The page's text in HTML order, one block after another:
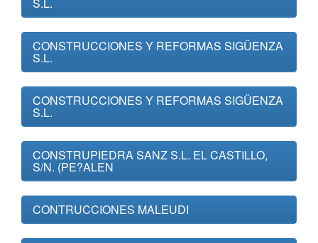
CONSTRUCCIONES Y REFORMAS SIGÜENZA
S.L.
CONSTRUCCIONES Y REFORMAS SIGÜENZA
S.L.
CONSTRUPIEDRA SANZ S.L. EL CASTILLO,
S/N. (PE?ALEN
CONTRUCCIONES MALEUDI